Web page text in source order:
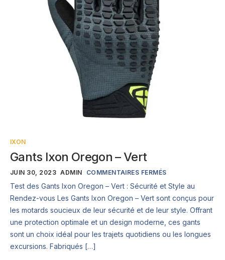
IXON
Gants Ixon Oregon – Vert
JUIN 30, 2023 ADMIN COMMENTAIRES FERMÉS
Test des Gants Ixon Oregon – Vert : Sécurité et Style au
Rendez-vous Les Gants Ixon Oregon – Vert sont conçus pour
les motards soucieux de leur sécurité et de leur style. Offrant
une protection optimale et un design moderne, ces gants
sont un choix idéal pour les trajets quotidiens ou les longues
excursions. Fabriqués […]